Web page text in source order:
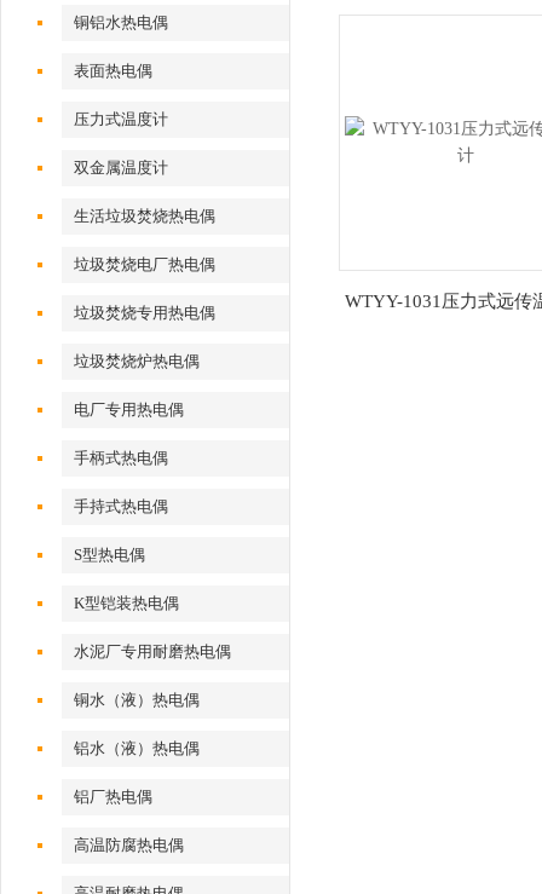
铜铝水热电偶
表面热电偶
压力式温度计
双金属温度计
生活垃圾焚烧热电偶
垃圾焚烧电厂热电偶
垃圾焚烧专用热电偶
垃圾焚烧炉热电偶
电厂专用热电偶
手柄式热电偶
手持式热电偶
S型热电偶
K型铠装热电偶
水泥厂专用耐磨热电偶
铜水（液）热电偶
铝水（液）热电偶
铝厂热电偶
高温防腐热电偶
WTYY-1031压力式远传